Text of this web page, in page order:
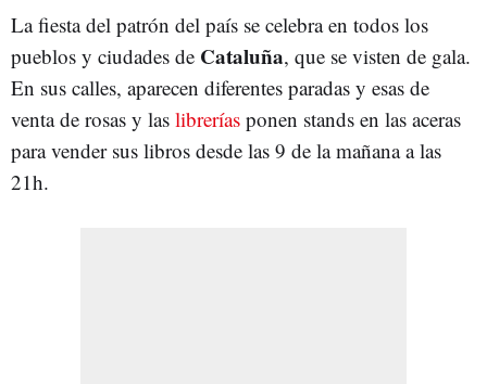
La fiesta del patrón del país se celebra en todos los
pueblos y ciudades de Cataluña, que se visten de gala.
En sus calles, aparecen diferentes paradas y esas de
venta de rosas y las librerías ponen stands en las aceras
para vender sus libros desde las 9 de la mañana a las
21h.